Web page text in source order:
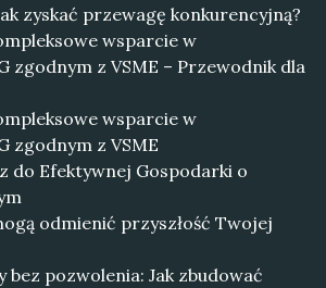
zyskać przewagę konkurencyjną?
wsparcie w
zgodnym z VSME – Przewodnik dla
wsparcie w
zgodnym z VSME
do Efektywnej Gospodarki o
odmienić przyszłość Twojej
bez pozwolenia: Jak zbudować